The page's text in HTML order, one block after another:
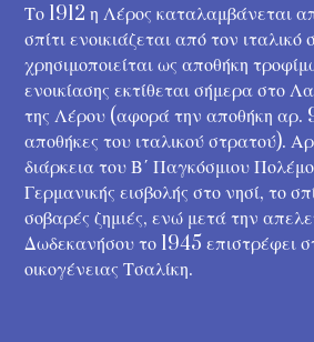
Το 1912 η Λέρος καταλαμβάνεται
σπίτι ενοικιάζεται από τον ιταλικό
χρησιμοποιείται ως αποθήκη
ενοικίασης εκτίθεται σήμερα στο
της Λέρου (αφορά την αποθήκη αρ.
αποθήκες του ιταλικού στρατού).
διάρκεια του Β΄ Παγκόσμιου
Γερμανικής εισβολής στο νησί, το
σοβαρές ζημιές, ενώ μετά την
Δωδεκανήσου το 1945 επιστρέφει
οικογένειας Τσαλίκη.